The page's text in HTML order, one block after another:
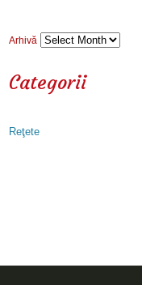
Arhivă
Categorii
Reţete